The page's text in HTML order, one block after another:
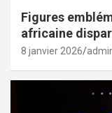
Figures
africaine
8 janvier 2026